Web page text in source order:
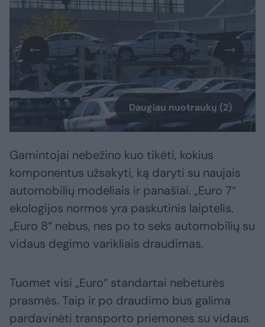
Daugiau nuotraukų (2)
Gamintojai nebežino kuo tikėti, kokius
komponentus užsakyti, ką daryti su naujais
automobilių modeliais ir panašiai. „Euro 7“
ekologijos normos yra paskutinis laiptelis.
„Euro 8“ nebus, nes po to seks automobilių su
vidaus degimo varikliais draudimas.
Tuomet visi „Euro“ standartai nebeturės
prasmės. Taip ir po draudimo bus galima
pardavinėti transporto priemones su vidaus